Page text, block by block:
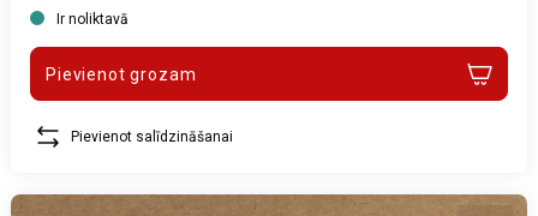
Ir noliktavā
Pievienot grozam
Pievienot salīdzināšanai